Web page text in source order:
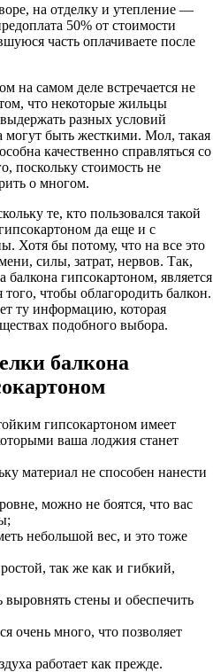
на отделку и утепление —
50% от стоимости
часть оплачиваете после
на самом деле встречается не
что некоторые жильцы
разных условий
могут быть жесткими. Мол, такая
качественно справляться со
поскольку стоимость не
о многом.
те, кто пользовался такой
да еще и с
Хотя бы потому, что на все это
силы, затрат, нервов. Так,
балкона гипсокартоном, является
чтобы облагородить балкон.
ту информацию, которая
подобного выбора.
балкона
гипсокартоном имеет
ваша лоджия станет
материал не способен нанести
можно не боятся, что вас
небольшой вес, и это тоже
так же как и гибкий,
выровнять стены и обеспечить
очень много, что позволяет
работает как прежде.